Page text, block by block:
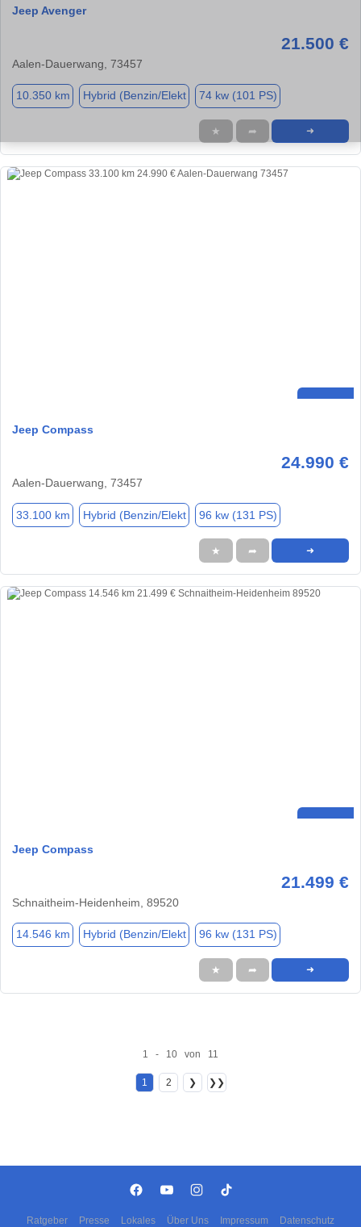
Jeep Avenger
21.500 €
Aalen-Dauerwang, 73457
10.350 km Hybrid (Benzin/Elekt 74 kw (101 PS)
★ ➦ ➜
Jeep Compass
24.990 €
Aalen-Dauerwang, 73457
33.100 km Hybrid (Benzin/Elekt 96 kw (131 PS)
★ ➦ ➜
Jeep Compass
21.499 €
Schnaitheim-Heidenheim, 89520
14.546 km Hybrid (Benzin/Elekt 96 kw (131 PS)
★ ➦ ➜
1 - 10 von 11
1 2 ❯ ❯❯
Ratgeber Presse Lokales Über Uns Impressum Datenschutz